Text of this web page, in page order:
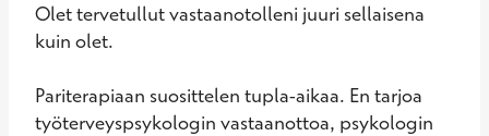
Olet tervetullut vastaanotolleni juuri sellaisena
kuin olet.
Pariterapiaan suosittelen tupla-aikaa. En tarjoa
työterveyspsykologin vastaanottoa, psykologin